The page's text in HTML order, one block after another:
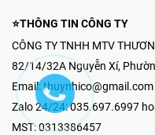
⭐THÔNG TIN CÔNG TY
CÔNG TY TNHH MTV
82/14/32A Nguyễn Xí,
Email: thuynhico@gmail.com
Zalo 24/24:035.697.6997
MST:0313386457